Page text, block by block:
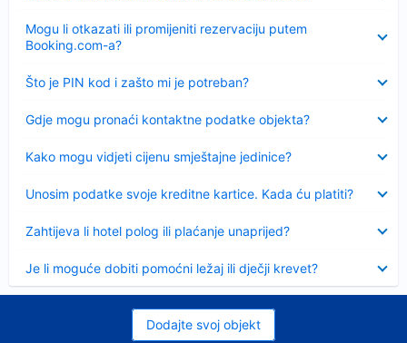
Mogu li otkazati ili promijeniti rezervaciju putem
Booking.com-a?
Što je PIN kod i zašto mi je potreban?
Sažeto
Gdje mogu pronaći kontaktne podatke objekta?
Kako mogu vidjeti cijenu smještajne jedinice?
Unosim podatke svoje kreditne kartice. Kada ću platiti?
Zahtijeva li hotel polog ili plaćanje unaprijed?
Je li moguće dobiti pomoćni ležaj ili dječji krevet?
Dodajte svoj objekt